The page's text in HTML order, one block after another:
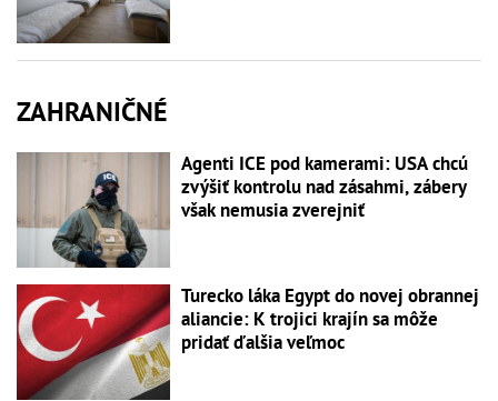
ZAHRANIČNÉ
Agenti ICE pod kamerami: USA chcú
zvýšiť kontrolu nad zásahmi, zábery
však nemusia zverejniť
Turecko láka Egypt do novej obrannej
aliancie: K trojici krajín sa môže
pridať ďalšia veľmoc